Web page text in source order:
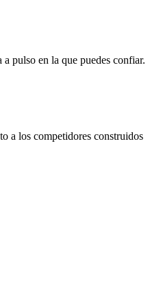
pulso en la que puedes confiar.
a los competidores construidos